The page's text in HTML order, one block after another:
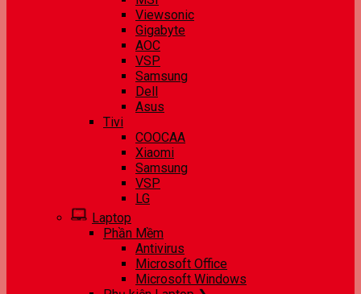
Viewsonic
Gigabyte
AOC
VSP
Samsung
Dell
Asus
Tivi
COOCAA
Xiaomi
Samsung
VSP
LG
Laptop
Phần Mềm
Antivirus
Microsoft Office
Microsoft Windows